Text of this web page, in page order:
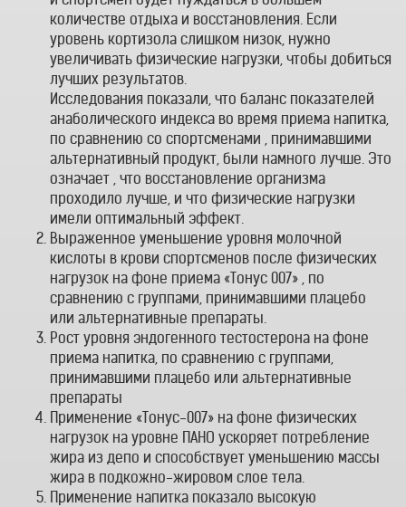
количестве отдыха и восстановления. Если
уровень кортизола слишком низок, нужно
увеличивать физические нагрузки, чтобы добиться
лучших результатов.
Исследования показали, что баланс показателей
анаболического индекса во время приема напитка,
по сравнению со спортсменами , принимавшими
альтернативный продукт, были намного лучше. Это
означает , что восстановление организма
проходило лучше, и что физические нагрузки
имели оптимальный эффект.
Выраженное уменьшение уровня молочной
кислоты в крови спортсменов после физических
нагрузок на фоне приема «Тонус 007» , по
сравнению с группами, принимавшими плацебо
или альтернативные препараты.
Рост уровня эндогенного тестостерона на фоне
приема напитка, по сравнению с группами,
принимавшими плацебо или альтернативные
препараты
Применение «Тонус-007» на фоне физических
нагрузок на уровне ПАНО ускоряет потребление
жира из депо и способствует уменьшению массы
жира в подкожно-жировом слое тела.
Применение напитка показало высокую